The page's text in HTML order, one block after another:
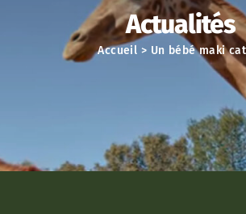
Actualités
Accueil > Un bébé maki